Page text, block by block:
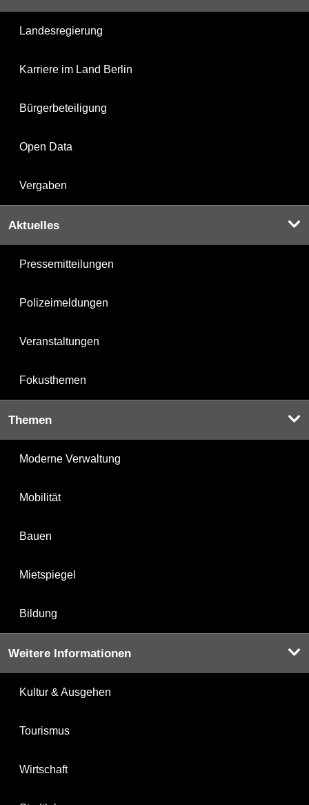
Landesregierung
Karriere im Land Berlin
Bürgerbeteiligung
Open Data
Vergaben
Aktuelles
Pressemitteilungen
Polizeimeldungen
Veranstaltungen
Fokusthemen
Themen
Moderne Verwaltung
Mobilität
Bauen
Mietspiegel
Bildung
Weitere Informationen
Kultur & Ausgehen
Tourismus
Wirtschaft